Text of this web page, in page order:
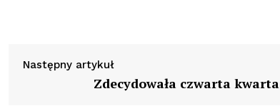
Następny artykuł
Zdecydowała czwarta kwarta